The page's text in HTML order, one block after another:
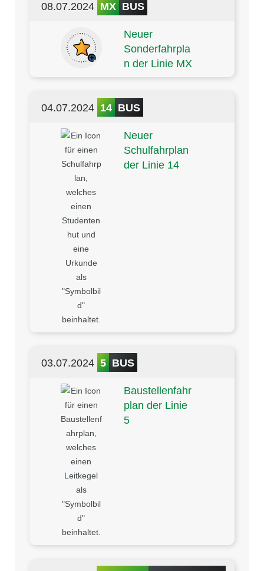
08.07.2024 MX BUS
Neuer
Sonderfahrpla
n der Linie MX
04.07.2024 14 BUS
Neuer
Schulfahrplan
der Linie 14
03.07.2024 5 BUS
Baustellenfahr
plan der Linie
5